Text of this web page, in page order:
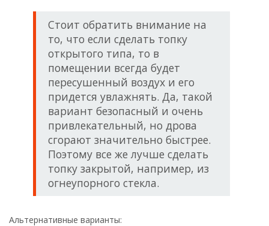
Стоит обратить внимание на
то, что если сделать топку
открытого типа, то в
помещении всегда будет
пересушенный воздух и его
придется увлажнять. Да, такой
вариант безопасный и очень
привлекательный, но дрова
сгорают значительно быстрее.
Поэтому все же лучше сделать
топку закрытой, например, из
огнеупорного стекла.
Альтернативные варианты: